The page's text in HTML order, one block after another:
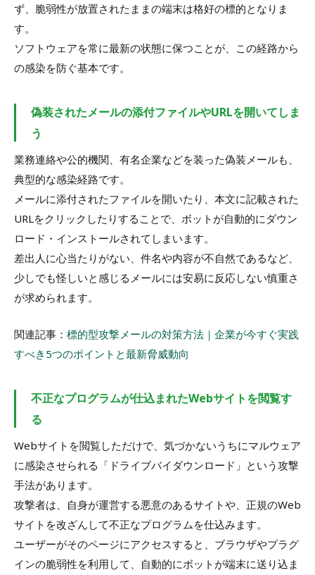
ず、脆弱性が放置されたままの端末は格好の標的となりま
す。
ソフトウェアを常に最新の状態に保つことが、この経路から
の感染を防ぐ基本です。
偽装されたメールの添付ファイルやURLを開いてしま
う
業務連絡や公的機関、有名企業などを装った偽装メールも、
典型的な感染経路です。
メールに添付されたファイルを開いたり、本文に記載された
URLをクリックしたりすることで、ボットが自動的にダウン
ロード・インストールされてしまいます。
差出人に心当たりがない、件名や内容が不自然であるなど、
少しでも怪しいと感じるメールには安易に反応しない慎重さ
が求められます。
関連記事： 標的型攻撃メールの対策方法｜企業が今すぐ実践
すべき5つのポイントと最新脅威動向
不正なプログラムが仕込まれたWebサイトを閲覧す
る
Webサイトを閲覧しただけで、気づかないうちにマルウェア
に感染させられる「ドライブバイダウンロード」という攻撃
手法があります。
攻撃者は、自身が運営する悪意のあるサイトや、正規のWeb
サイトを改ざんして不正なプログラムを仕込みます。
ユーザーがそのページにアクセスすると、ブラウザやプラグ
インの脆弱性を利用して、自動的にボットが端末に送り込ま